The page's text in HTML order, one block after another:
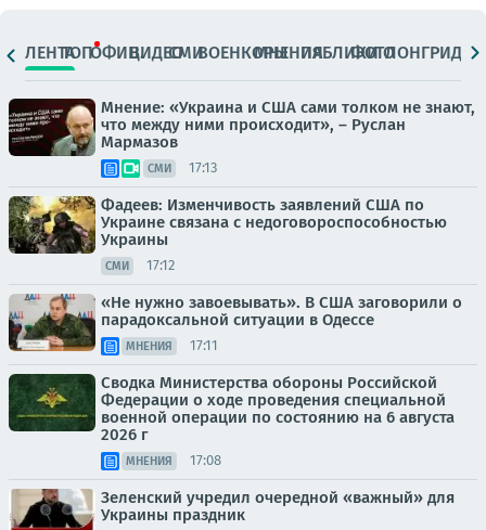
ЛЕНТАТОПОФИЦ.ВИДЕОСМИВОЕНКОРЫМНЕНИЯПАБЛИКИ
ФОТОЛОНГРИДЫ
Мнение: «Украина и США сами толком не знают,
что между ними происходит», – Руслан
Мармазов
СМИ 17:13
Фадеев: Изменчивость заявлений США по
Украине связана с недоговороспособностью
Украины
СМИ 17:12
«Не нужно завоевывать». В США заговорили о
парадоксальной ситуации в Одессе
МНЕНИЯ 17:11
Сводка Министерства обороны Российской
Федерации о ходе проведения специальной
военной операции по состоянию на 6 августа
2026 г
МНЕНИЯ 17:08
Зеленский учредил очередной «важный» для
Украины праздник